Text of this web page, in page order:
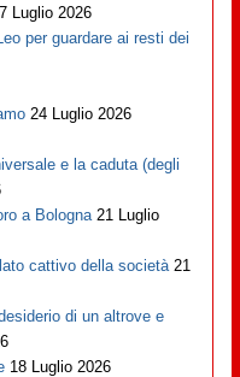
Luglio 2026
per guardare ai resti dei
24 Luglio 2026
e la caduta (degli
a Bologna 21 Luglio
cattivo della società 21
di un altrove e
18 Luglio 2026